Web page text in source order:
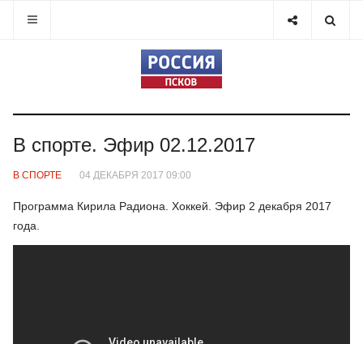
В спорте. Эфир 02.12.2017
В СПОРТЕ 04 ДЕКАБРЯ 2017 09:00
Программа Кирила Радиона. Хоккей. Эфир 2 декабря 2017
года.